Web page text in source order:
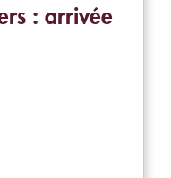
: arrivée